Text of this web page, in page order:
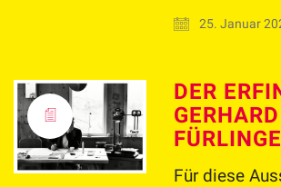
25. Januar
DER
GERHARD
Für diese